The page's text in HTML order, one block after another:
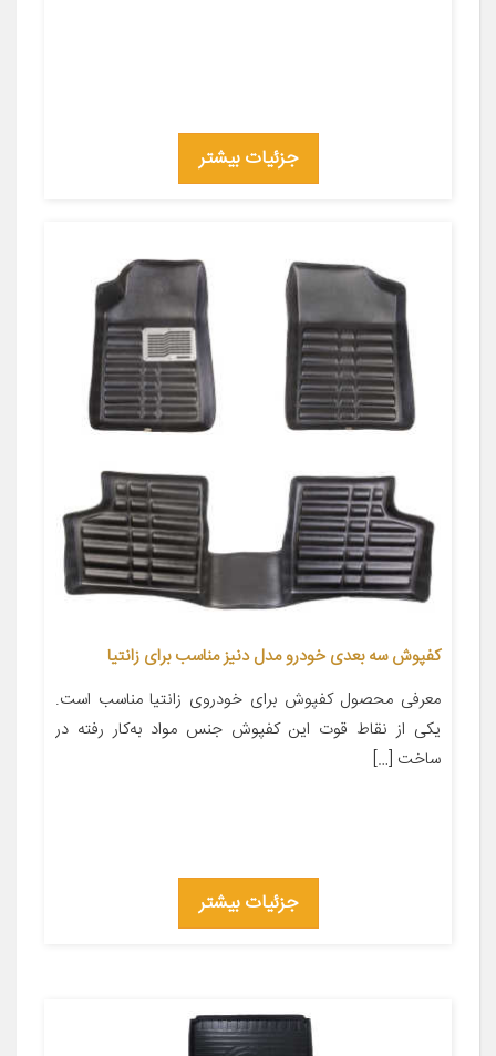
جزئیات بیشتر
کفپوش سه بعدی خودرو مدل دنیز مناسب برای زانتیا
معرفی محصول کفپوش برای خودروی زانتیا مناسب است.
یکی از نقاط قوت این کفپوش جنس مواد به‌کار رفته در
ساخت […]
جزئیات بیشتر